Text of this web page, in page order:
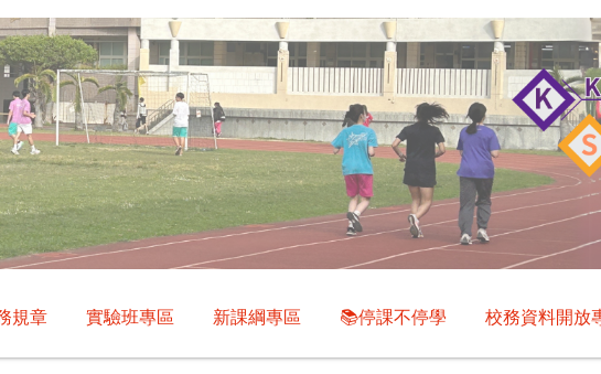
規章 實驗班專區 新課綱專區 📚停課不停學 校務資料開放